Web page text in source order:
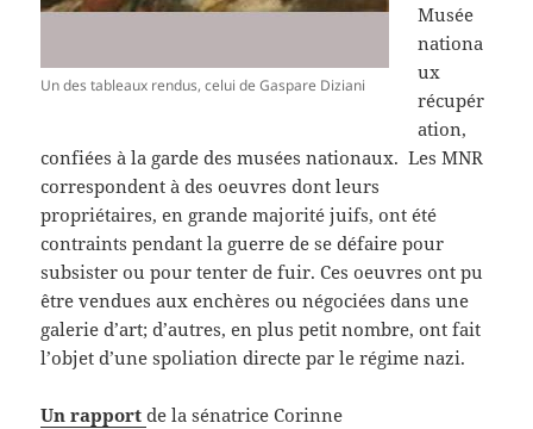
Un des tableaux rendus, celui de Gaspare Diziani
Musée
nationa
ux
récupér
ation,
confiées à la garde des musées nationaux. Les MNR
correspondent à des oeuvres dont leurs
propriétaires, en grande majorité juifs, ont été
contraints pendant la guerre de se défaire pour
subsister ou pour tenter de fuir. Ces oeuvres ont pu
être vendues aux enchères ou négociées dans une
galerie d’art; d’autres, en plus petit nombre, ont fait
l’objet d’une spoliation directe par le régime nazi.
Un rapportde la sénatrice Corinne